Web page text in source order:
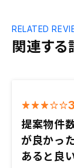
関連する
RELATED
提案物件
が良かっ
あると良